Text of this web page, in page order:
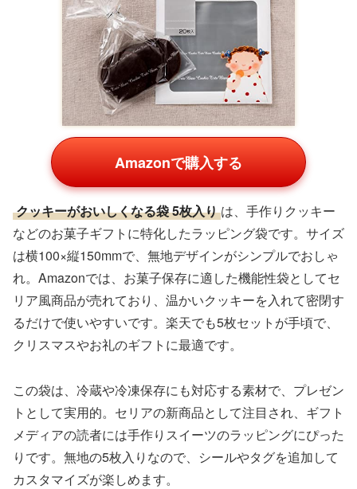
Amazonで購入する
クッキーがおいしくなる袋 5枚入り は、手作りクッキー
などのお菓子ギフトに特化したラッピング袋です。サイズ
は横100×縦150mmで、無地デザインがシンプルでおしゃ
れ。Amazonでは、お菓子保存に適した機能性袋としてセ
リア風商品が売れており、温かいクッキーを入れて密閉す
るだけで使いやすいです。楽天でも5枚セットが手頃で、
クリスマスやお礼のギフトに最適です。
この袋は、冷蔵や冷凍保存にも対応する素材で、プレゼン
トとして実用的。セリアの新商品として注目され、ギフト
メディアの読者には手作りスイーツのラッピングにぴった
りです。無地の5枚入りなので、シールやタグを追加して
カスタマイズが楽しめます。